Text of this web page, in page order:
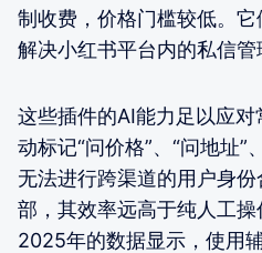
制收费，价格门槛较低。
解决小红书平台内的私信管
这些插件的AI能力足以应
动标记“问价格”、“问地址”
无法进行跨渠道的用户身
部，其效率远高于纯人工操
2025年的数据显示，使用